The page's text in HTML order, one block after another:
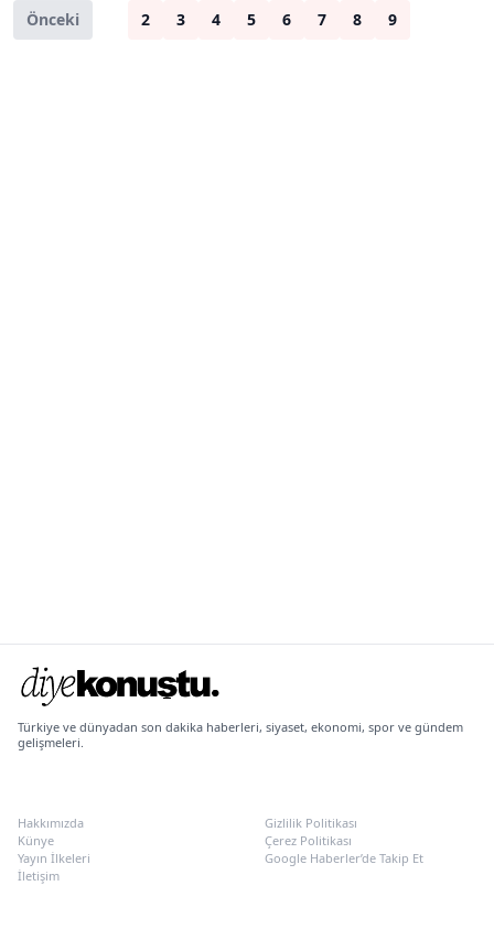
Önceki
2 3 4 5 6 7 8
9
Türkiye ve dünyadan son dakika haberleri, siyaset, ekonomi, spor ve gündem
gelişmeleri.
Hakkımızda
Künye
Yayın İlkeleri
İletişim
Gizlilik Politikası
Çerez Politikası
Google Haberler’de Takip Et